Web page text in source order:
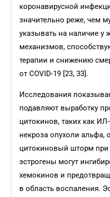
коронавирусной
значительно реже, чем
указывать на наличие
механизмов,
терапии и снижению
от COVID-19 [23, 33].
Исследования
подавляют выработку
цитокинов, таких как
некроза опухоли альфа,
цитокиновый шторм при
эстрогены могут
хемокинов и
в область воспаления.